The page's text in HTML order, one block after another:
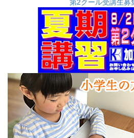
第2クール受講生募